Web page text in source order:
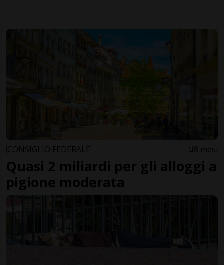
CONSIGLIO FEDERALE 8 mesi
Quasi 2 miliardi per gli alloggi a
pigione moderata